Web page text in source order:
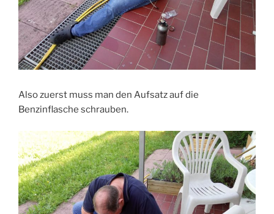
Also zuerst muss man den Aufsatz auf die
Benzinflasche schrauben.